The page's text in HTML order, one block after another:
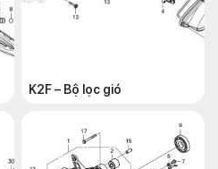
K2F – Bộ lọc gió